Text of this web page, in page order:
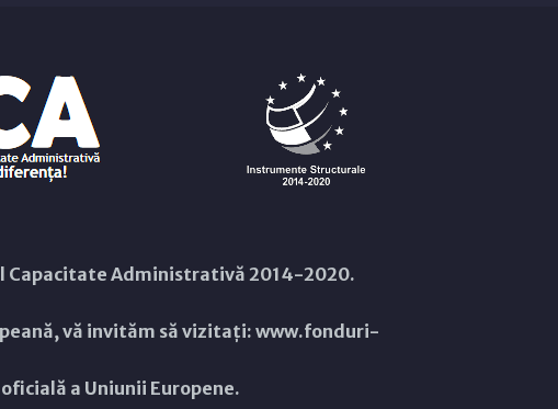
Capacitate Administrativă 2014-2020.
vă invităm să vizitați:www.fonduri-
a Uniunii Europene.